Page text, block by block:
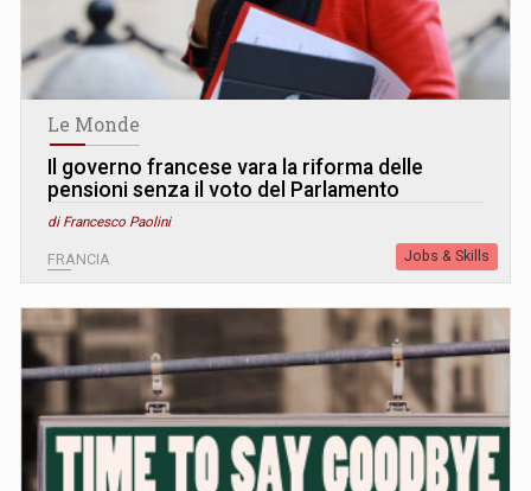
Le Monde
Il governo francese vara la riforma delle
pensioni senza il voto del Parlamento
di Francesco Paolini
FRANCIA Jobs & Skills